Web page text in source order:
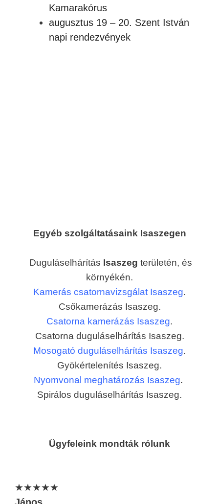
Kamarakórus
augusztus 19 – 20. Szent István
napi rendezvények
Egyéb szolgáltatásaink Isaszegen
Duguláselhárítás Isaszeg területén, és
környékén.
Kamerás csatornavizsgálat Isaszeg.
Csőkamerázás Isaszeg.
Csatorna kamerázás Isaszeg.
Csatorna duguláselhárítás Isaszeg.
Mosogató duguláselhárítás Isaszeg.
Gyökértelenítés Isaszeg.
Nyomvonal meghatározás Isaszeg.
Spirálos duguláselhárítás Isaszeg.
Ügyfeleink mondták rólunk
★★★★★